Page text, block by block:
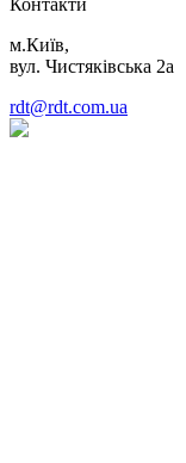
м.Київ,
вул. Чистяківська 2а
rdt@rdt.com.ua